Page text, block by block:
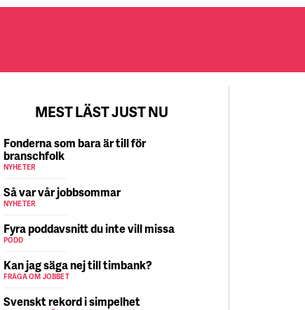
MEST LÄST JUST NU
Fonderna som bara är till för
branschfolk
NYHETER
Så var vår jobbsommar
NYHETER
Fyra poddavsnitt du inte vill missa
PODD
Kan jag säga nej till timbank?
FRÅGA OM JOBBET
Svenskt rekord i simpelhet